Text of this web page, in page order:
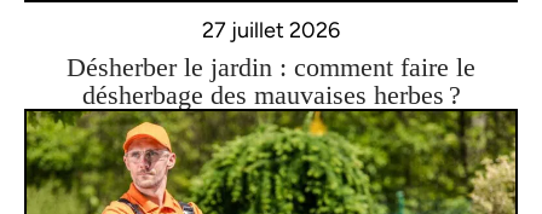
27 juillet 2026
Désherber le jardin : comment faire le
désherbage des mauvaises herbes ?